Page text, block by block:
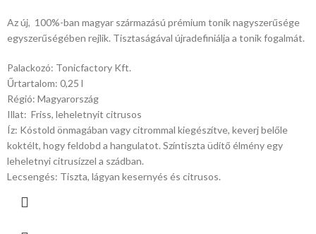
Az új, 100%-ban magyar származású prémium tonik nagyszerűsége
egyszerűségében rejlik. Tisztaságával újradefiniálja a tonik fogalmát.
Palackozó: Tonicfactory Kft.
Űrtartalom: 0,25 l
Régió: Magyarország
Illat: Friss, leheletnyit citrusos
Íz: Kóstold önmagában vagy citrommal kiegészítve, keverj belőle
koktélt, hogy feldobd a hangulatot. Színtiszta üdítő élmény egy
leheletnyi citrusízzel a szádban.
Lecsengés: Tiszta, lágyan kesernyés és citrusos.